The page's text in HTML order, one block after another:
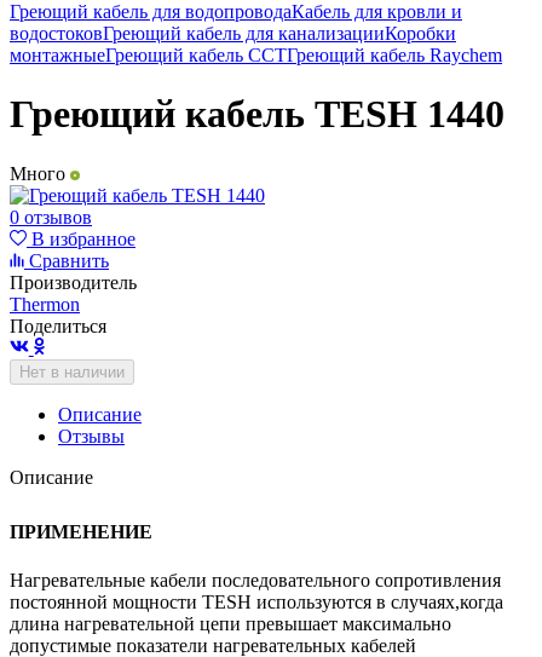
Греющий кабель для водопроводаКабель для кровли и
водостоковГреющий кабель для канализацииКоробки
монтажныеГреющий кабель ССТГреющий кабель Raychem
Греющий кабель TESH 1440
Много
0 отзывов
В избранное
Сравнить
Производитель
Thermon
Поделиться
Нет в наличии
Описание
Отзывы
Описание
ПРИМЕНЕНИЕ
Нагревательные кабели последовательного сопротивления
постоянной мощности TESH используются в случаях,когда
длина нагревательной цепи превышает максимально
допустимые показатели нагревательных кабелей